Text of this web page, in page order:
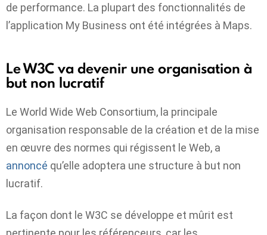
de performance. La plupart des fonctionnalités de
l’application My Business ont été intégrées à Maps.
Le W3C va devenir une organisation à
but non lucratif
Le World Wide Web Consortium, la principale
organisation responsable de la création et de la mise
en œuvre des normes qui régissent le Web, a
annoncé qu’elle adoptera une structure à but non
lucratif.
La façon dont le W3C se développe et mûrit est